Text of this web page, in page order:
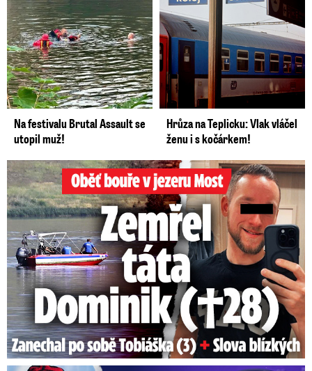
Na festivalu Brutal Assault se
utopil muž!
Hrůza na Teplicku: Vlak vláčel
ženu i s kočárkem!
Oběť bouře v jezeru Most: Zemřel táta Dominik (†28)